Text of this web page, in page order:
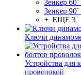
Зенкер 60˚
Зенкер
+ ЕЩЕ 3
Ключи
Устройства для
проволокой